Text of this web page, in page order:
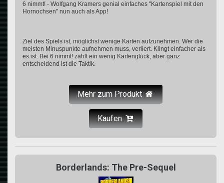
6 nimmt! - Wolfgang Kramers genial einfaches "Kartenspiel mit den
Hornochsen" nun auch als App!
Ziel des Spiels ist, möglichst wenige Karten aufzunehmen. Wer die
meisten Minuspunkte aufnehmen muss, verliert. Klingt einfacher als
es ist. Bei 6 nimmt! zählt ein wenig Kartenglück, aber ganz
entscheidend ist die Taktik.
Mehr zum Produkt
Kaufen
Borderlands: The Pre-Sequel